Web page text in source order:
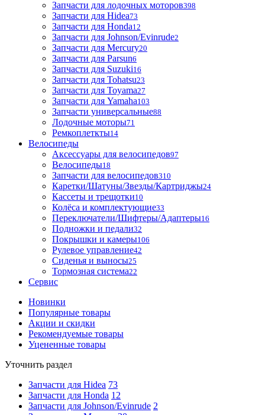
Запчасти для лодочных моторов398
Запчасти для Hidea73
Запчасти для Honda12
Запчасти для Johnson/Evinrude2
Запчасти для Mercury20
Запчасти для Parsun6
Запчасти для Suzuki16
Запчасти для Tohatsu23
Запчасти для Toyama27
Запчасти для Yamaha103
Запчасти универсальные88
Лодочные моторы71
Ремкоплеткты14
Велосипеды
Аксессуары для велосипедов97
Велосипеды18
Запчасти для велосипедов310
Каретки/Шатуны/Звезды/Картриджы24
Кассеты и трещотки10
Колёса и комплектующие33
Переключатели/Шифтеры/Адаптеры16
Подножки и педали32
Покрышки и камеры106
Рулевое управление42
Сиденья и выносы25
Тормозная система22
Сервис
Новинки
Популярные товары
Акции и скидки
Рекомендуемые товары
Уцененные товары
Уточнить раздел
Запчасти для Hidea 73
Запчасти для Honda 12
Запчасти для Johnson/Evinrude 2